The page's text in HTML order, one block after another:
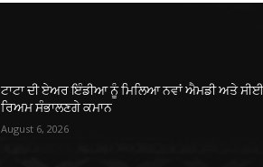
ਟਾਟਾ ਦੀ ਏਅਰ ਇੰਡੀਆ ਨੂੰ ਮਿਲਿਆ ਨਵਾਂ ਐਮਡੀ ਅਤੇ
ਰਿਅਮ ਸੰਭਾਲਣਗੇ ਕਮਾਨ
August 6, 2026